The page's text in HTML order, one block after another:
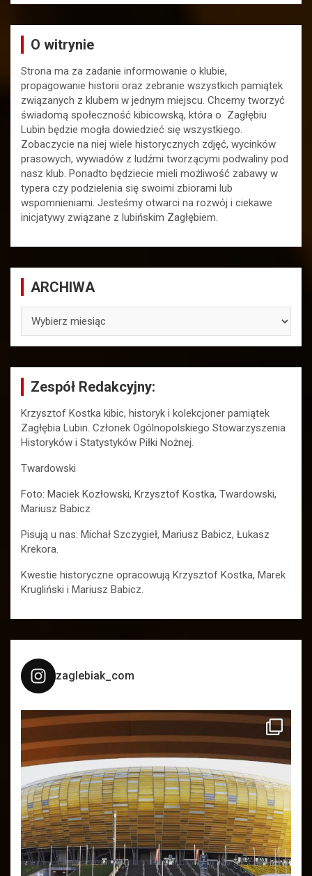
O witrynie
Strona ma za zadanie informowanie o klubie,
propagowanie historii oraz zebranie wszystkich pamiątek
związanych z klubem w jednym miejscu. Chcemy tworzyć
świadomą społeczność kibicowską, która o Zagłębiu
Lubin będzie mogła dowiedzieć się wszystkiego.
Zobaczycie na niej wiele historycznych zdjęć, wycinków
prasowych, wywiadów z ludźmi tworzącymi podwaliny pod
nasz klub. Ponadto będziecie mieli możliwość zabawy w
typera czy podzielenia się swoimi zbiorami lub
wspomnieniami. Jesteśmy otwarci na rozwój i ciekawe
inicjatywy związane z lubińskim Zagłębiem.
ARCHIWA
Zespół Redakcyjny:
Krzysztof Kostka kibic, historyk i kolekcjoner pamiątek
Zagłębia Lubin. Członek Ogólnopolskiego Stowarzyszenia
Historyków i Statystyków Piłki Nożnej.
Twardowski
Foto: Maciek Kozłowski, Krzysztof Kostka, Twardowski,
Mariusz Babicz
Pisują u nas: Michał Szczygieł, Mariusz Babicz, Łukasz
Krekora.
Kwestie historyczne opracowują Krzysztof Kostka, Marek
Krugliński i Mariusz Babicz.
zaglebiak_com